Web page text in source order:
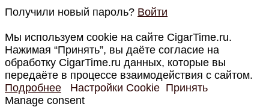
Получили новый пароль? Войти
Мы используем cookie на сайте CigarTime.ru.
Нажимая “Принять”, вы даёте согласие на
обработку CigarTime.ru данных, которые вы
передаёте в процессе взаимодействия с сайтом.
Подробнее
Настройки Cookie Принять
Manage consent